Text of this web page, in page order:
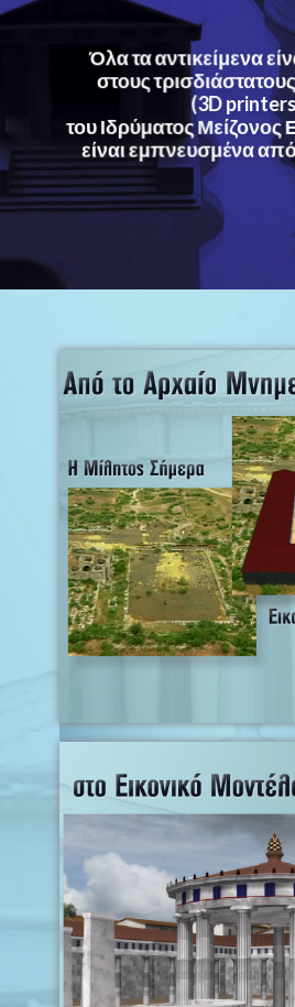
​​Όλα τα αντικείμενα
στους
(3D
του Ιδρύματος Μείζονος
είναι εμπνευσμένα